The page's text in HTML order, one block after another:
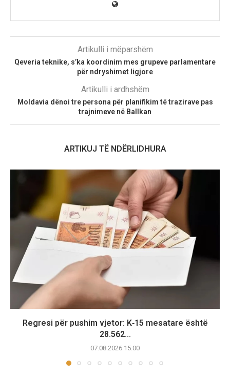
Artikulli i mëparshëm
Qeveria teknike, s’ka koordinim mes grupeve parlamentare
për ndryshimet ligjore
Artikulli i ardhshëm
Moldavia dënoi tre persona për planifikim të trazirave pas
trajnimeve në Ballkan
ARTIKUJ TË NDËRLIDHURA
Regresi për pushim vjetor: K‑15 mesatare është
28.562...
07.08.2026 15:00